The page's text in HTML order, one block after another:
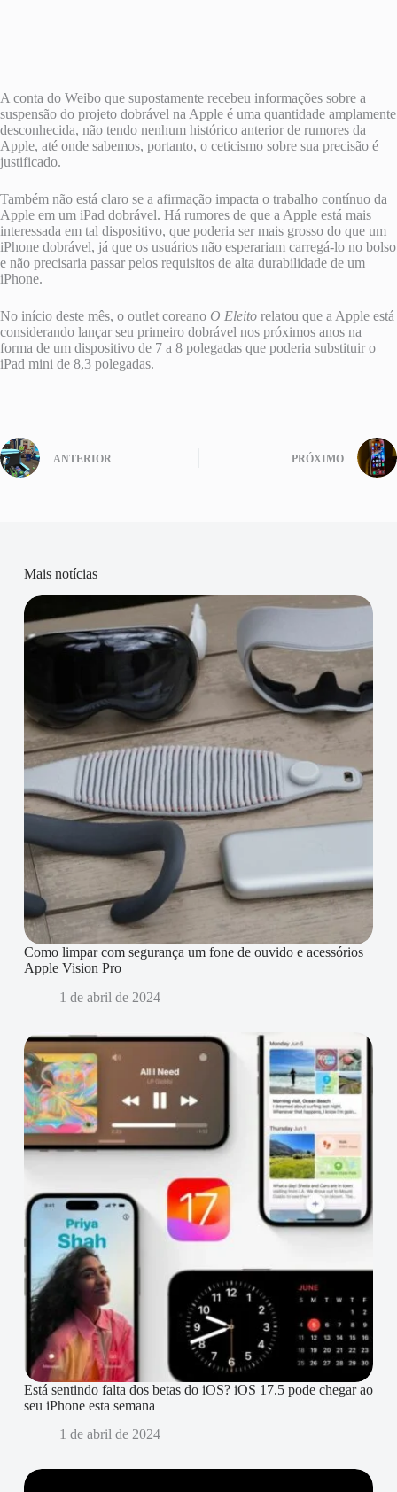
A conta do Weibo que supostamente recebeu informações sobre a
suspensão do projeto dobrável na Apple é uma quantidade amplamente
desconhecida, não tendo nenhum histórico anterior de rumores da
Apple, até onde sabemos, portanto, o ceticismo sobre sua precisão é
justificado.
Também não está claro se a afirmação impacta o trabalho contínuo da
Apple em um iPad dobrável. Há rumores de que a Apple está mais
interessada em tal dispositivo, que poderia ser mais grosso do que um
‌iPhone‌ dobrável, já que os usuários não esperariam carregá-lo no bolso
e não precisaria passar pelos requisitos de alta durabilidade de um
‌iPhone‌.
No início deste mês, o outlet coreano O Eleito relatou que a Apple está
considerando lançar seu primeiro dobrável nos próximos anos na
forma de um dispositivo de 7 a 8 polegadas que poderia substituir o
iPad mini de 8,3 polegadas.
ANTERIOR PRÓXIMO
Mais notícias
Como limpar com segurança um fone de ouvido e acessórios
Apple Vision Pro
1 de abril de 2024
Está sentindo falta dos betas do iOS? iOS 17.5 pode chegar ao
seu iPhone esta semana
1 de abril de 2024